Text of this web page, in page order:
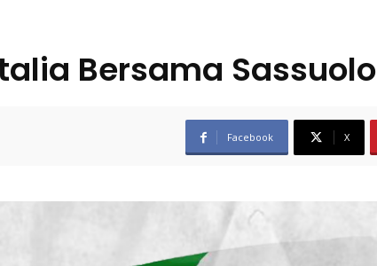
Bersama Sassuolo
Facebook X